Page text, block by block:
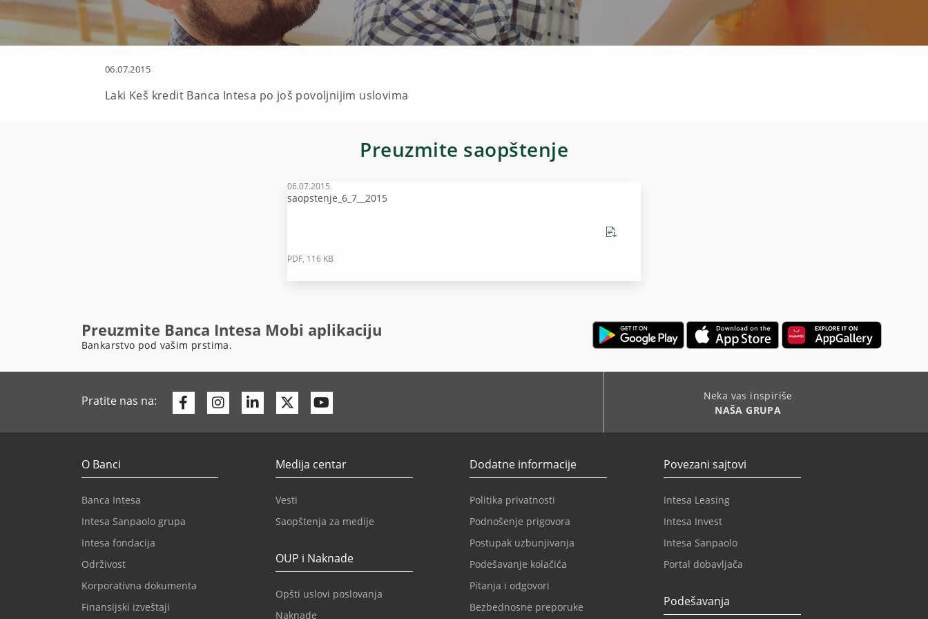
06.07.2015
Laki Keš kredit Banca Intesa po još povoljnijim uslovima
Preuzmite saopštenje
06.07.2015.
saopstenje_6_7__2015
PDF, 116 KB
Preuzmite Banca Intesa Mobi aplikaciju
Bankarstvo pod vašim prstima.
Pratite nas na: FacebookInstagram
LinkedinTwitter
Neka vas inspiriše
NAŠA GRUPA
O Banci
Banca Intesa
Intesa Sanpaolo grupa
Intesa fondacija
Održivost
Korporativna dokumenta
Finansijski izveštaji
Medija centar
Vesti
Saopštenja za medije
OUP i Naknade
Opšti uslovi poslovanja
Naknade
Dodatne informacije
Politika privatnosti
Podnošenje prigovora
Postupak uzbunjivanja
Podešavanje kolačića
Pitanja i odgovori
Bezbednosne preporuke
Povezani sajtovi
Intesa Leasing
Intesa Invest
Intesa Sanpaolo
Portal dobavljača
Podešavanja